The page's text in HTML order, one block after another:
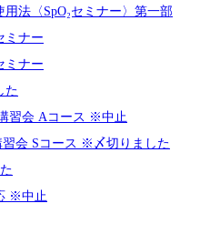
法〈SpO₂セミナー〉第一部
ミナー
ミナー
た
習会 Aコース ※中止
会 Sコース ※〆切りました
※中止